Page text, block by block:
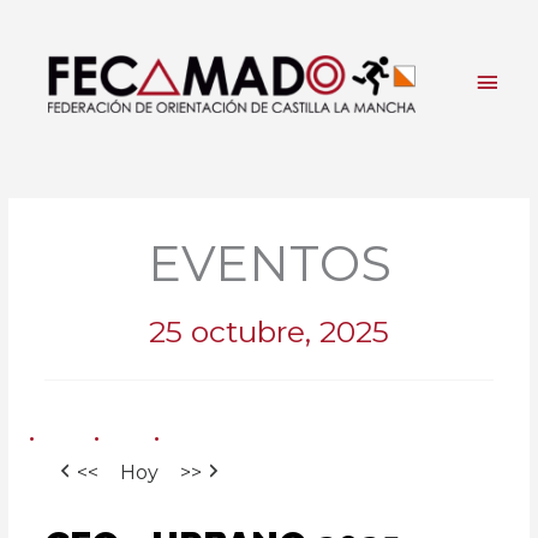
contenido
EVENTOS
25 octubre, 2025
<< Hoy >>
CEOp